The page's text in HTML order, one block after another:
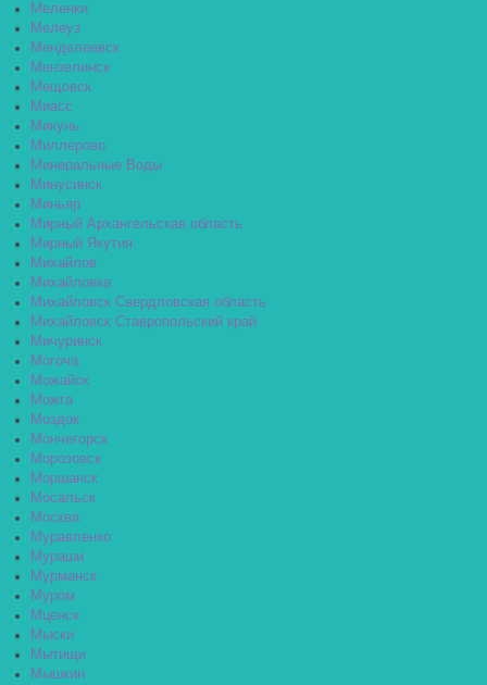
Меленки
Мелеуз
Менделеевск
Мензелинск
Мещовск
Миасс
Микунь
Миллерово
Минеральные Воды
Минусинск
Миньяр
Мирный Архангельская область
Мирный Якутия
Михайлов
Михайловка
Михайловск Свердловская область
Михайловск Ставропольский край
Мичуринск
Могоча
Можайск
Можга
Моздок
Мончегорск
Морозовск
Моршанск
Мосальск
Москва
Муравленко
Мураши
Мурманск
Муром
Мценск
Мыски
Мытищи
Мышкин